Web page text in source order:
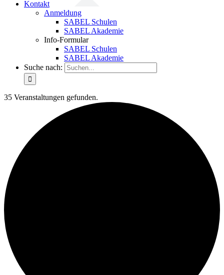
Kontakt
Anmeldung
SABEL Schulen
SABEL Akademie
Info-Formular
SABEL Schulen
SABEL Akademie
Suche nach:
35 Veranstaltungen gefunden.